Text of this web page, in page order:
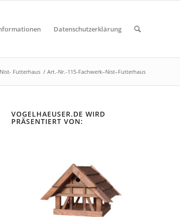
Datenschutzerklärung
Futterhaus / Art.-Nr.-115-Fachwerk–Nist–Futterhaus
VOGELHAEUSER.DE WIRD
PRÄSENTIERT VON: